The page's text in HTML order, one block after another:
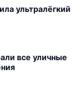
ультралёгкий
все уличные